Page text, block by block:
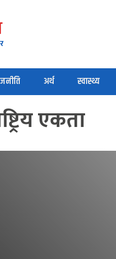
अर्थ स्वास्थ्य
एकता